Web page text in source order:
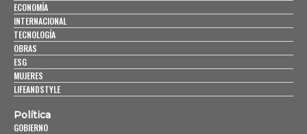
ECONOMÍA
INTERNACIONAL
TECNOLOGÍA
OBRAS
ESG
MUJERES
LIFEANDSTYLE
Política
GOBIERNO